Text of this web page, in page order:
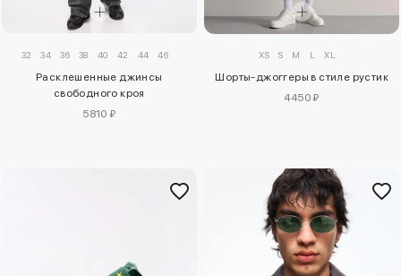
32 34 36 38 40 42 44 46
Расклешенные джинсы
свободного кроя
5810 ₽
XS S M L XL
Шорты-джоггеры в стиле рустик
4450 ₽